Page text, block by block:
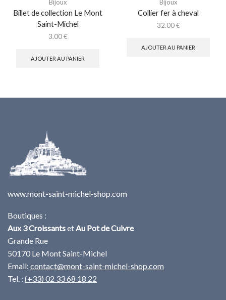
Bijoux
Billet de collection Le Mont
Saint-Michel
3.00€
AJOUTER AU PANIER
Bijoux
Collier fer à cheval
32.00€
AJOUTER AU PANIER
www.mont-saint-michel-shop.com
Boutiques :
Aux 3 CroissantsetAu Pot de Cuivre
Grande Rue
50170 Le Mont Saint-Michel
Email: contact@mont-saint-michel-shop.com
Tel. : (+33) 02 33 68 18 22